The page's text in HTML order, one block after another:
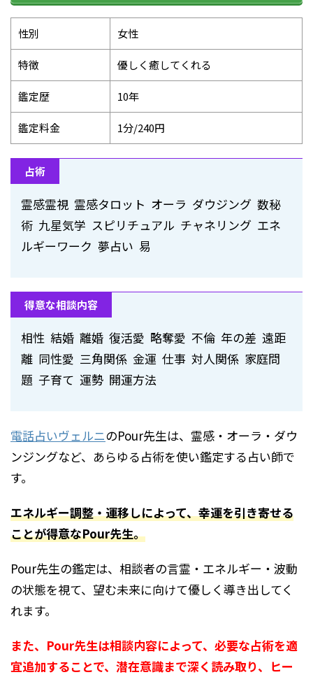
性別 女性
特徴 優しく癒してくれる
鑑定歴 10年
鑑定料金 1分/240円
占術
霊感霊視 霊感タロット オーラ ダウジング 数秘
術 九星気学 スピリチュアル チャネリング エネ
ルギーワーク 夢占い 易
得意な相談内容
相性 結婚 離婚 復活愛 略奪愛 不倫 年の差 遠距
離 同性愛 三角関係 金運 仕事 対人関係 家庭問
題 子育て 運勢 開運方法
電話占いヴェルニのPour先生は、霊感・オーラ・ダウ
ンジングなど、あらゆる占術を使い鑑定する占い師で
す。
エネルギー調整・運移しによって、幸運を引き寄せる
ことが得意なPour先生。
Pour先生の鑑定は、相談者の言霊・エネルギー・波動
の状態を視て、望む未来に向けて優しく導き出してく
れます。
また、Pour先生は相談内容によって、必要な占術を適
宜追加することで、潜在意識まで深く読み取り、ヒー